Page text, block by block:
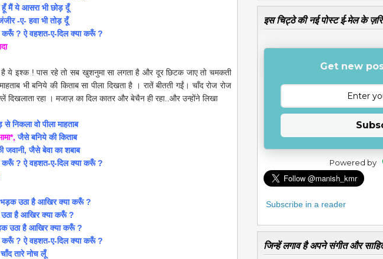
मैं ये आसरा भी छोड़ दूँ
-ए- हवा भी तोड़ दूँ
करूँ ? ऐ वहशत-ए-दिल क्या करूँ ?
ये इश्क ! पास रहे तो सब खुशनुमा सा लगता है और दूर छिटक जाए तो चमकती
भी बनिये की किताब सा पीला दिखता है । रातें बीतती गईं। चाँद रोज रोज
दिखलाता रहा । मजाज़ का दिल कातर और बेचैन ही रहा..और उन्होंने लिखा
निकला वो पीला माहताब
जैसे बनिये की किताब
जवानी, जैसे बेवा का शबाब
करूँ ? ऐ वहशत-ए-दिल क्या करूँ ?
भड़क उठा है आखिर क्या करूँ ?
उठा है आखिर क्या करूँ ?
उठा है आखिर क्या करूँ ?
करूँ ? ऐ वहशत-ए-दिल क्या करूँ ?
तारे नोच लूँ
इस चिट्ठे की नई पोस्ट ई-मेल के
Get new
Powered by
Subscribe in a reader
जिन्हें लगाव है अपने संगीत और